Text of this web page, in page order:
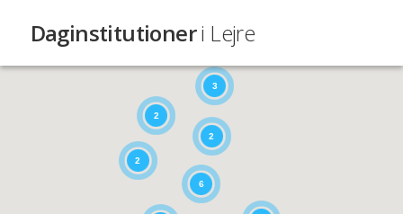
Daginstitutioneri Lejre
6
3
2
2
2